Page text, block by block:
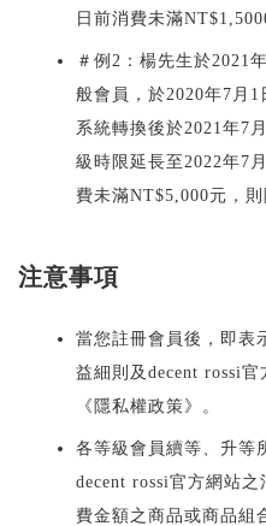
日前消費未滿
＃例2：楊先生於2021
般會員，於2020年7月1
系統轉換後於2021年7
級時限延長至2022年7
費未滿NT$5,000元，則
注意事項
當您註冊會員後，即表
益細則及decent rossi
《隱私權政策》。
各等級會員續等、升等
decent rossi官方網站
費金額之商品或商品組